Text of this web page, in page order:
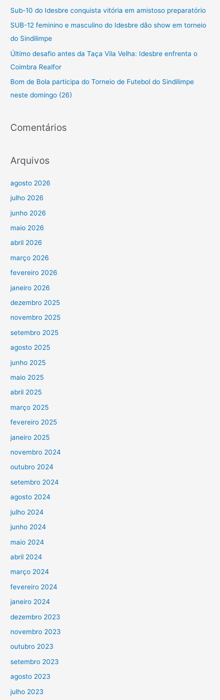
a
r
p
o
r
:
Sub-10 do Idesbre conquista vitória em amistoso preparatório
SUB-12 feminino e masculino do Idesbre dão show em torneio
do Sindilimpe
Último desafio antes da Taça Vila Velha: Idesbre enfrenta o
Coimbra Realfor
Bom de Bola participa do Torneio de Futebol do Sindilimpe
neste domingo (26)
Comentários
Arquivos
agosto 2026
julho 2026
junho 2026
maio 2026
abril 2026
março 2026
fevereiro 2026
janeiro 2026
dezembro 2025
novembro 2025
setembro 2025
agosto 2025
junho 2025
maio 2025
abril 2025
março 2025
fevereiro 2025
janeiro 2025
novembro 2024
outubro 2024
setembro 2024
agosto 2024
julho 2024
junho 2024
maio 2024
abril 2024
março 2024
fevereiro 2024
janeiro 2024
dezembro 2023
novembro 2023
outubro 2023
setembro 2023
agosto 2023
julho 2023